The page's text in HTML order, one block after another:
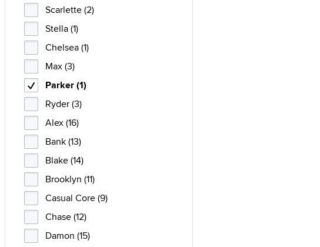
Scarlette (2)
Stella (1)
Chelsea (1)
Max (3)
Parker (1)
Ryder (3)
Alex (16)
Bank (13)
Blake (14)
Brooklyn (11)
Casual Core (9)
Chase (12)
Damon (15)